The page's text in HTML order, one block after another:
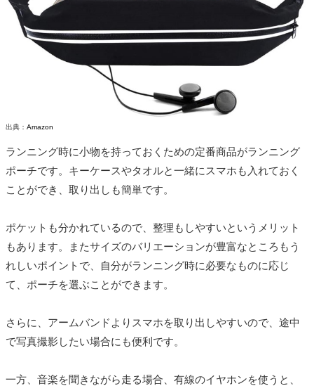
出典： Amazon
ランニング時に小物を持っておくための定番商品がランニング
ポーチです。キーケースやタオルと一緒にスマホも入れておく
ことができ、取り出しも簡単です。
ポケットも分かれているので、整理もしやすいというメリット
もあります。またサイズのバリエーションが豊富なところもう
れしいポイントで、自分がランニング時に必要なものに応じ
て、ポーチを選ぶことができます。
さらに、アームバンドよりスマホを取り出しやすいので、途中
で写真撮影したい場合にも便利です。
一方、音楽を聞きながら走る場合、有線のイヤホンを使うと、